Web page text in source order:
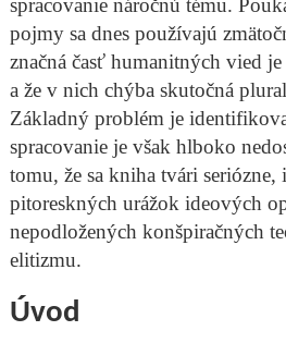
spracovanie náročnú tému.
pojmy sa dnes používajú
značná časť humanitných vied
a že v nich chýba skutočná
Základný problém je
spracovanie je však hlboko
tomu, že sa kniha tvári seriózne,
pitoreskných urážok ideových
nepodložených konšpiračných
elitizmu.
Úvod